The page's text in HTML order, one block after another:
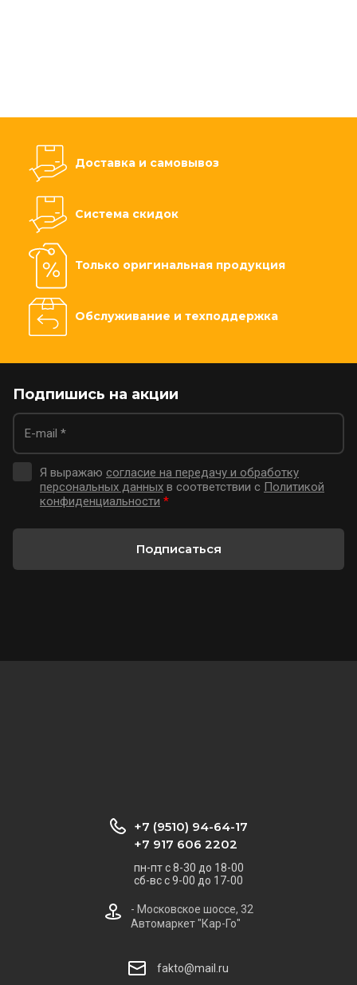
Доставка и самовывоз
Система скидок
Только оригинальная продукция
Обслуживание и техподдержка
Подпишись на акции
Я выражаю согласие на передачу и обработку
персональных данных в соответствии с Политикой
конфиденциальности *
Подписаться
+7 (9510) 94-64-17
+7 917 606 2202
пн-пт с 8-30 до 18-00
сб-вс с 9-00 до 17-00
- Московское шоссе, 32
Автомаркет "Кар-Го"
fakto@mail.ru